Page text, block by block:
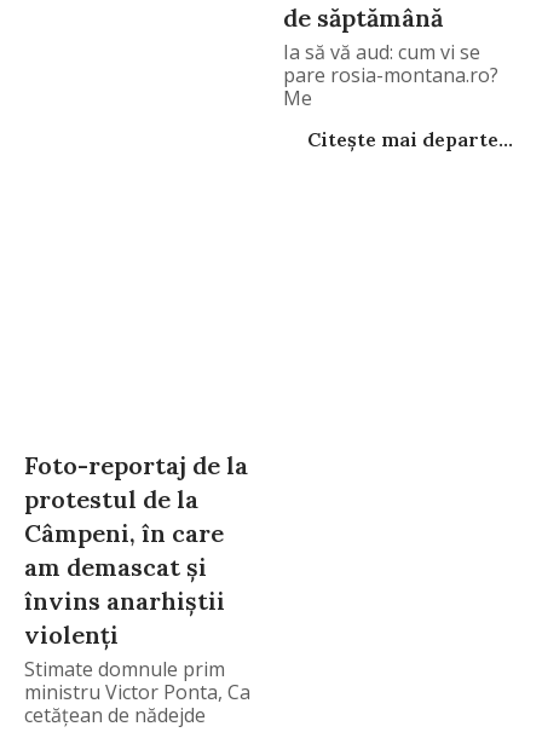
Foto-reportaj de la
protestul de la
Câmpeni, în care
am demascat şi
învins anarhiştii
violenţi
Stimate domnule prim
ministru Victor Ponta, Ca
cetăţean de nădejde
de săptămână
Ia să vă aud: cum vi se
pare rosia-montana.ro?
Me
Citește mai departe...